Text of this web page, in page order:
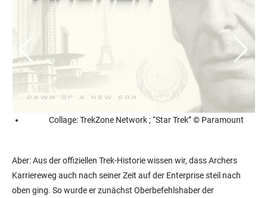
Collage: TrekZone Network ; “Star Trek” © Paramount
Aber: Aus der offiziellen Trek-Historie wissen wir, dass Archers
Karriereweg auch nach seiner Zeit auf der Enterprise steil nach
oben ging. So wurde er zunächst Oberbefehlshaber der